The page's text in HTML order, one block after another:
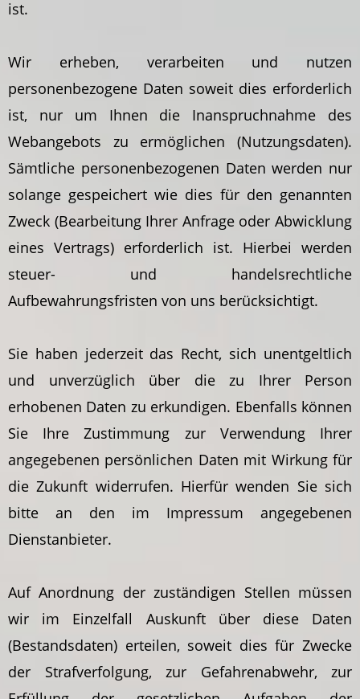
ist.
Wir erheben, verarbeiten und nutzen
personenbezogene Daten soweit dies erforderlich
ist, nur um Ihnen die Inanspruchnahme des
Webangebots zu ermöglichen (Nutzungsdaten).
Sämtliche personenbezogenen Daten werden nur
solange gespeichert wie dies für den genannten
Zweck (Bearbeitung Ihrer Anfrage oder Abwicklung
eines Vertrags) erforderlich ist. Hierbei werden
steuer- und handelsrechtliche
Aufbewahrungsfristen von uns berücksichtigt.
Sie haben jederzeit das Recht, sich unentgeltlich
und unverzüglich über die zu Ihrer Person
erhobenen Daten zu erkundigen. Ebenfalls können
Sie Ihre Zustimmung zur Verwendung Ihrer
angegebenen persönlichen Daten mit Wirkung für
die Zukunft widerrufen. Hierfür wenden Sie sich
bitte an den im Impressum angegebenen
Dienstanbieter.
Auf Anordnung der zuständigen Stellen müssen
wir im Einzelfall Auskunft über diese Daten
(Bestandsdaten) erteilen, soweit dies für Zwecke
der Strafverfolgung, zur Gefahrenabwehr, zur